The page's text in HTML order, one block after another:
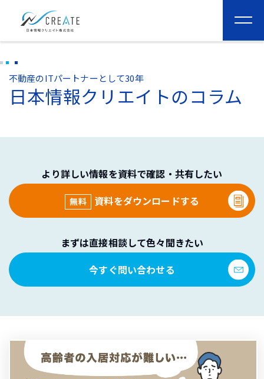
不動産のITパートナーとして30年
日本情報クリエイトのコラム
より詳しい情報を資料で確認・共有したい
無料 資料をダウンロードする
まずは直接相談して色々聞きたい
今すぐ問い合わせる